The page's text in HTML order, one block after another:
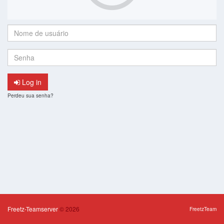
Nome
Senha:
Log in
Perdeu sua senha?
Freetz-Teamserver© 2026 FreetzTeam